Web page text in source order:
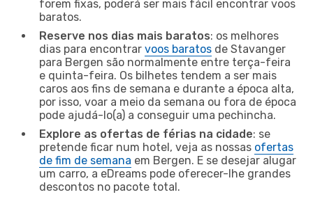
forem fixas, poderá ser mais fácil encontrar voos
baratos.
Reserve nos dias mais baratos: os melhores
dias para encontrar voos baratos de Stavanger
para Bergen são normalmente entre terça-feira
e quinta-feira. Os bilhetes tendem a ser mais
caros aos fins de semana e durante a época alta,
por isso, voar a meio da semana ou fora de época
pode ajudá-lo(a) a conseguir uma pechincha.
Explore as ofertas de férias na cidade: se
pretende ficar num hotel, veja as nossas ofertas
de fim de semana em Bergen. E se desejar alugar
um carro, a eDreams pode oferecer-lhe grandes
descontos no pacote total.